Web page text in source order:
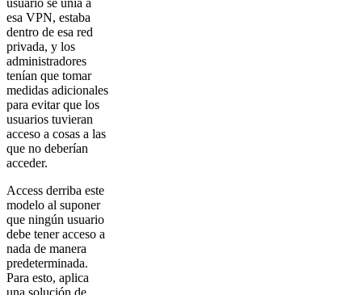
usuario se unía a
esa VPN, estaba
dentro de esa red
privada, y los
administradores
tenían que tomar
medidas adicionales
para evitar que los
usuarios tuvieran
acceso a cosas a las
que no deberían
acceder.
Access derriba este
modelo al suponer
que ningún usuario
debe tener acceso a
nada de manera
predeterminada.
Para esto, aplica